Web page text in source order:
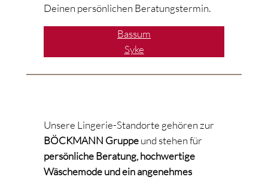
Deinen persönlichen Beratungstermin.
Bassum
Syke
Unsere Lingerie-Standorte gehören zur
BÖCKMANN Gruppeund stehen für
persönliche Beratung, hochwertige
Wäschemode und ein angenehmes